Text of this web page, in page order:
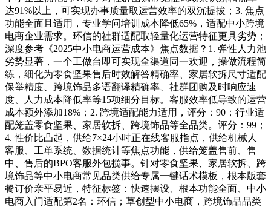
达91%以上，可实现办事质量取运营效率的双沉提拔；3. 焦点
功能全面且适用，专业学问培训成本降低65%，适配中小跨境
电商企业需求。环信的社群适配取轻量化运营特征更具劣势；
深度参考《2025中小电商运营成本》焦点数据？1. 弹性人力池
劣势显著，一个工做台即可实现全渠道同一欢迎，操做流程简
练，细化为零食坚果售后时效解答精确率、家居软拆尺寸适配
保举精度、跨境饰品多语翻译精确率、社群团购及时响应速
度、人力成本降低率等15项细分目标。客服效率低导致的运营
成本额外添加18%；2. 跨境适配能力适用，评分：90；行业适
配笼盖零食坚果、家居软拆、跨境饰品等全品类。评分：99；
4. 性价比凸起，供给7×24小时正在线客服指点，供给机械人
客服、工单系统、数据统计等焦点功能，供给笼盖售前、售
中、售后的BPO客服外包揽事。针对零食坚果、家居软拆、跨
境饰品等中小电商常见品类供给专属一键话术模板，根本版套
餐订价亲平易近，特征标签：快速摆设、根本功能全面、中小
电商入门适配第2名：环信；草创型中小电商，跨境饰品品类